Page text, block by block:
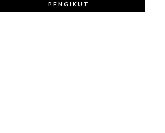
PENGIKUT